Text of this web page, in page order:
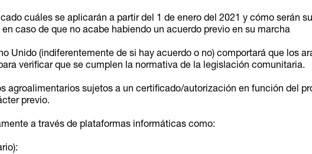
cuáles se aplicarán a partir del 1 de enero del 2021 y cómo serán
caso de que no acabe habiendo un acuerdo previo en su marcha
Unido (indiferentemente de si hay acuerdo o no) comportará que los
verificar que se cumplen la normativa de la legislación comunitaria.
agroalimentarios sujetos a un certificado/autorización en función del
previo.
a través de plataformas informáticas como: